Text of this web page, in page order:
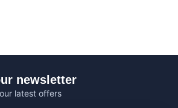
newsletter
latest offers